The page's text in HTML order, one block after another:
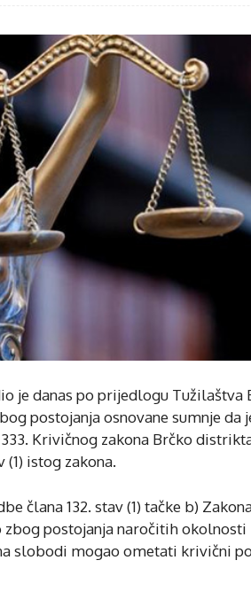
je danas po prijedlogu Tužilaštva
postojanja osnovane sumnje
Krivičnog zakona Brčko
istog zakona.
člana 132. stav (1) tačke b)
postojanja naročitih okolnosti
slobodi mogao ometati krivični